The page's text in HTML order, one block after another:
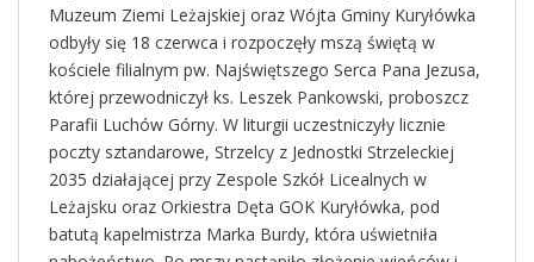
Muzeum Ziemi Leżajskiej oraz Wójta Gminy Kuryłówka
odbyły się 18 czerwca i rozpoczęły mszą świętą w
kościele filialnym pw. Najświętszego Serca Pana Jezusa,
której przewodniczył ks. Leszek Pankowski, proboszcz
Parafii Luchów Górny. W liturgii uczestniczyły licznie
poczty sztandarowe, Strzelcy z Jednostki Strzeleckiej
2035 działającej przy Zespole Szkół Licealnych w
Leżajsku oraz Orkiestra Dęta GOK Kuryłówka, pod
batutą kapelmistrza Marka Burdy, która uświetniła